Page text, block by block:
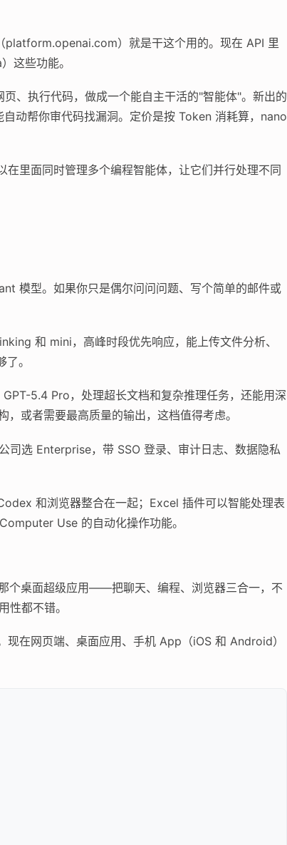
platform.openai.com）就是干这个用的。现在 API 里
这些功能。
、执行代码，做成一个能自主干活的"智能体"。新出的
动帮你审代码找漏洞。定价是按 Token 消耗算，nano
里面同时管理多个编程智能体，让它们并行处理不同
模型。如果你只是偶尔问问问题、写个简单的邮件或
和 mini，高峰时段优先响应，能上传文件分析、
。
5.4 Pro，处理超长文档和复杂推理任务，还能用深
或者需要最高质量的输出，这档值得考虑。
选 Enterprise，带 SSO 登录、审计日志、数据隐私
和浏览器整合在一起；Excel 插件可以智能处理表
Use 的自动化操作功能。
个桌面超级应用——把聊天、编程、浏览器三合一，不
都不错。
在网页端、桌面应用、手机 App（iOS 和 Android）